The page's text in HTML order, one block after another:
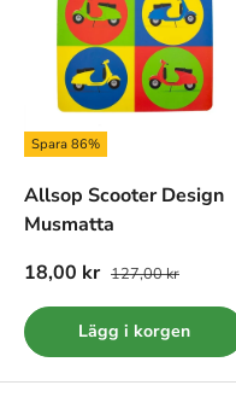
Spara 86%
Allsop Scooter Design
Musmatta
18,00 kr 127,00 kr
Lägg i korgen